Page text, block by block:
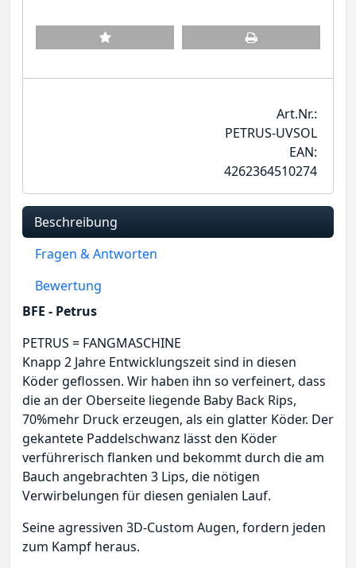
Art.Nr.:
PETRUS-UVSOL
EAN:
4262364510274
Beschreibung
Fragen & Antworten
Bewertung
BFE - Petrus
PETRUS = FANGMASCHINE
Knapp 2 Jahre Entwicklungszeit sind in diesen
Köder geflossen. Wir haben ihn so verfeinert, dass
die an der Oberseite liegende Baby Back Rips,
70%mehr Druck erzeugen, als ein glatter Köder. Der
gekantete Paddelschwanz lässt den Köder
verführerisch flanken und bekommt durch die am
Bauch angebrachten 3 Lips, die nötigen
Verwirbelungen für diesen genialen Lauf.
Seine agressiven 3D-Custom Augen, fordern jeden
zum Kampf heraus.